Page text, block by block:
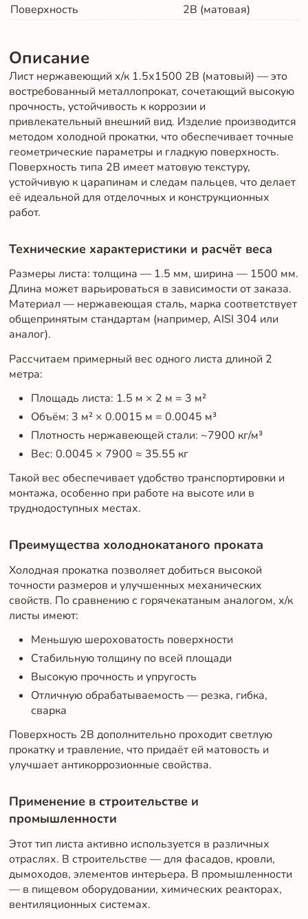
Поверхность
2B (матовая)
Описание
Лист нержавеющий х/к 1.5х1500 2B (матовый) — это
востребованный металлопрокат, сочетающий высокую
прочность, устойчивость к коррозии и
привлекательный внешний вид. Изделие производится
методом холодной прокатки, что обеспечивает точные
геометрические параметры и гладкую поверхность.
Поверхность типа 2B имеет матовую текстуру,
устойчивую к царапинам и следам пальцев, что делает
её идеальной для отделочных и конструкционных
работ.
Технические характеристики и расчёт веса
Размеры листа: толщина — 1.5 мм, ширина — 1500 мм.
Длина может варьироваться в зависимости от заказа.
Материал — нержавеющая сталь, марка соответствует
общепринятым стандартам (например, AISI 304 или
аналог).
Рассчитаем примерный вес одного листа длиной 2
метра:
Площадь листа: 1.5 м × 2 м = 3 м²
Объём: 3 м² × 0.0015 м = 0.0045 м³
Плотность нержавеющей стали: ~7900 кг/м³
Вес: 0.0045 × 7900 ≈ 35.55 кг
Такой вес обеспечивает удобство транспортировки и
монтажа, особенно при работе на высоте или в
труднодоступных местах.
Преимущества холоднокатаного проката
Холодная прокатка позволяет добиться высокой
точности размеров и улучшенных механических
свойств. По сравнению с горячекатаным аналогом, х/к
листы имеют:
Меньшую шероховатость поверхности
Стабильную толщину по всей площади
Высокую прочность и упругость
Отличную обрабатываемость — резка, гибка,
сварка
Поверхность 2B дополнительно проходит светлую
прокатку и травление, что придаёт ей матовость и
улучшает антикоррозионные свойства.
Применение в строительстве и
промышленности
Этот тип листа активно используется в различных
отраслях. В строительстве — для фасадов, кровли,
дымоходов, элементов интерьера. В промышленности
— в пищевом оборудовании, химических реакторах,
вентиляционных системах.